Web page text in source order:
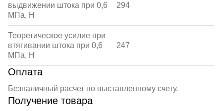
выдвижении штока при 0,6
МПа, Н
294
Теоретическое усилие при
втягивании штока при 0,6
МПа, Н
247
Оплата
Безналичный расчет по выставленному счету.
Получение товара